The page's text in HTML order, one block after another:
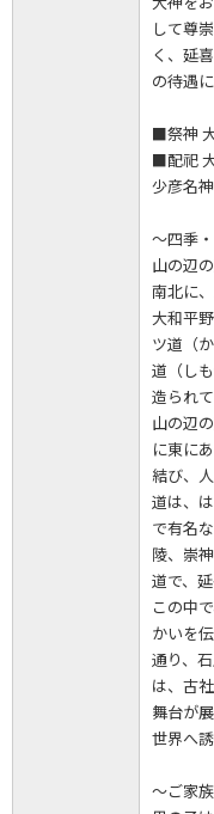
して尊
く、延
の待遇
■祭神
■配祀
少彦名
～四季
山の辺
南北に
大和平
ツ道（
道（し
造られて
山の辺
に東に
結び、
道は、
で有名
陵、崇
道で、
この中
かいを
通り、
は、古
舞台が
世界へ誘
～ご家